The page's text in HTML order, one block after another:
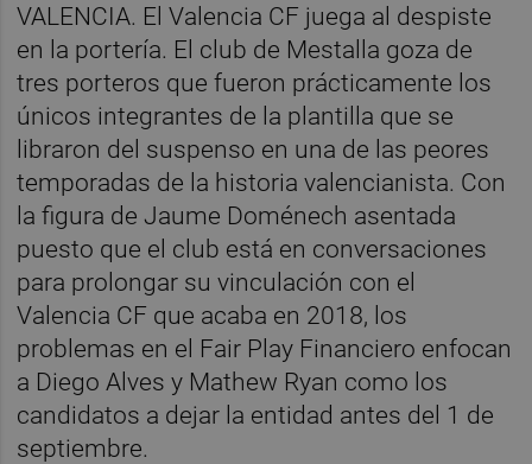
VALENCIA. El Valencia CF juega al despiste
en la portería. El club de Mestalla goza de
tres porteros que fueron prácticamente los
únicos integrantes de la plantilla que se
libraron del suspenso en una de las peores
temporadas de la historia valencianista. Con
la figura de Jaume Doménech asentada
puesto que el club está en conversaciones
para prolongar su vinculación con el
Valencia CF que acaba en 2018, los
problemas en el Fair Play Financiero enfocan
a Diego Alves y Mathew Ryan como los
candidatos a dejar la entidad antes del 1 de
septiembre.